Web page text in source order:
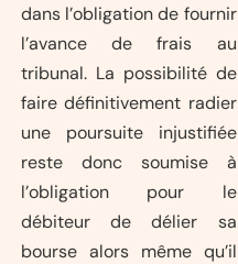
dans l’obligation de fournir
l’avance de frais au
tribunal. La possibilité de
faire définitivement radier
une poursuite injustifiée
reste donc soumise à
l’obligation pour le
débiteur de délier sa
bourse alors même qu’il